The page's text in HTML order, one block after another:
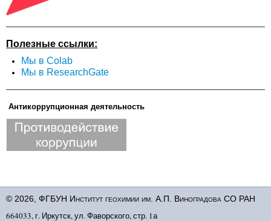
Полезные ссылки:
Мы в Colab
Мы в ResearchGate
Антикоррупционная деятельность
© 2026, ФГБУН Институт геохимии им. А.П. Виноградова СО РАН
664033, г. Иркутск, ул. Фаворского, стр. 1а